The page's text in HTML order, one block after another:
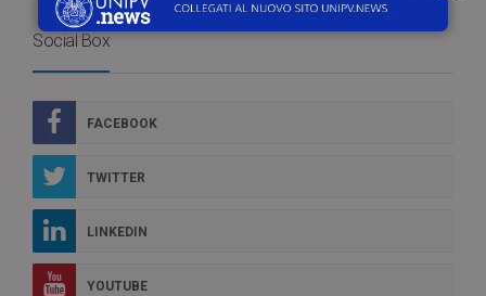
Social Box
FACEBOOK
TWITTER
LINKEDIN
YOUTUBE